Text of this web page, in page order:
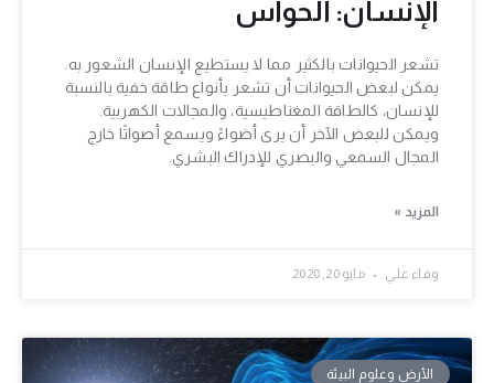
الإنسان: الحواس
تشعر الحيوانات بالكثير مما لا يستطيع الإنسان الشعور به.
يمكن لبعض الحيوانات أن تشعر بأنواع طاقة خفية بالنسبة
للإنسان، كالطاقة المغناطيسية، والمجالات الكهربية.
ويمكن للبعض الآخر أن يرى أضواءً ويسمع أصواتًا خارج
المجال السمعي والبصري للإدراك البشري.
المزيد »
وفاء علي مايو 20, 2020
الأرض وعلوم البيئة